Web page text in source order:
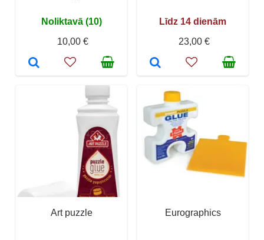
Noliktavā (10)
10,00 €
Līdz 14 dienām
23,00 €
Art puzzle Eurographics